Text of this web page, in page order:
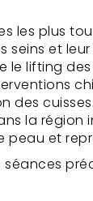
les plus
et
lifting des
la région
peau et